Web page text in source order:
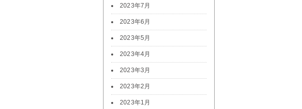
2023年7月
2023年6月
2023年5月
2023年4月
2023年3月
2023年2月
2023年1月